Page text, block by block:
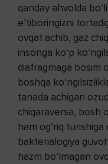
qanday ahvolda
e’tiboringizni
ovqat achib, gaz
insonga ko‘p
diafragmaga bosim
boshqa
tanada achigan
chiqaraversa, bosh
ham og‘riq
bakterialogiya
hazm bo‘lmagan